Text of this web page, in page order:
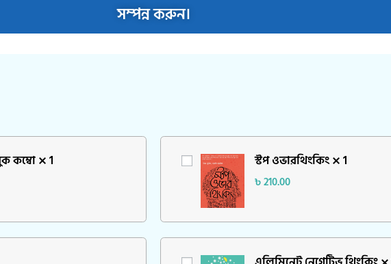
সম্পন্ন করুন।
কম্বো 1 স্টপ ওভারথিংকিং 1
৳210.00